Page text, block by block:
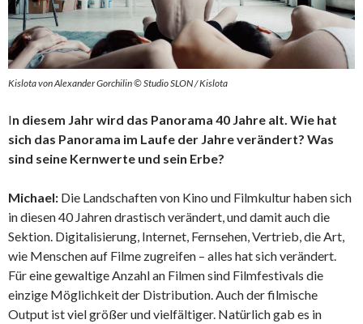
Kislota von Alexander Gorchilin © Studio SLON / Kislota
In diesem Jahr wird das Panorama 40 Jahre alt. Wie hat
sich das Panorama im Laufe der Jahre verändert? Was
sind seine Kernwerte und sein Erbe?
Michael: Die Landschaften von Kino und Filmkultur haben sich
in diesen 40 Jahren drastisch verändert, und damit auch die
Sektion. Digitalisierung, Internet, Fernsehen, Vertrieb, die Art,
wie Menschen auf Filme zugreifen – alles hat sich verändert.
Für eine gewaltige Anzahl an Filmen sind Filmfestivals die
einzige Möglichkeit der Distribution. Auch der filmische
Output ist viel größer und vielfältiger. Natürlich gab es in